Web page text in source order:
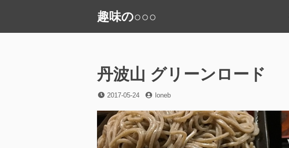
テ
趣味の○○○
丹波山 グリーンロード
投
日
2017-05-24
投
者
loneb